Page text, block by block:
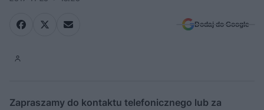
Dodaj do Google
Zapraszamy do kontaktu telefonicznego lub za